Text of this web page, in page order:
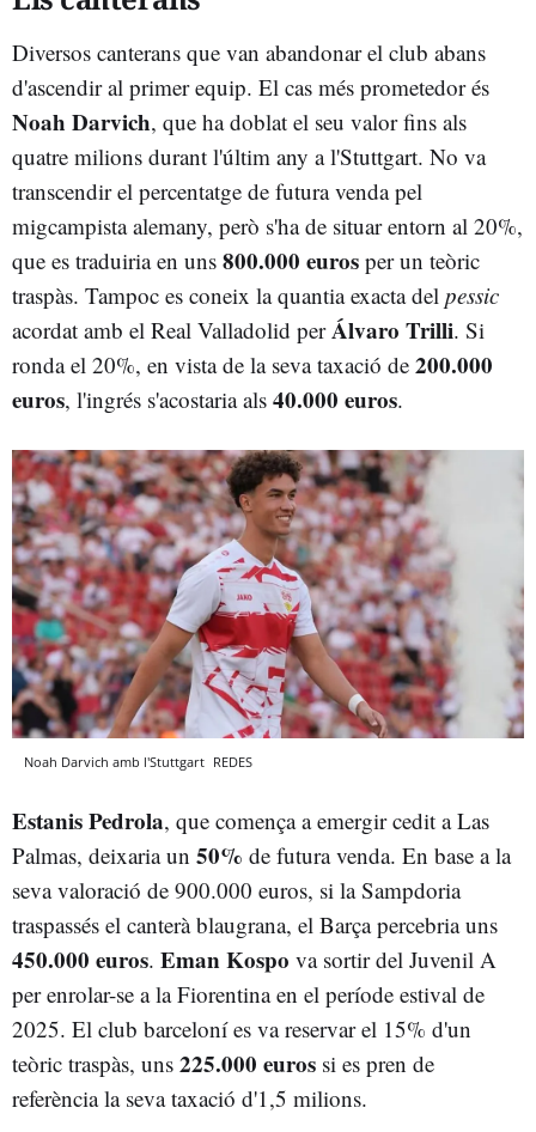
Diversos canterans que van abandonar el club abans
d'ascendir al primer equip. El cas més prometedor és
Noah Darvich, que ha doblat el seu valor fins als
quatre milions durant l'últim any a l'Stuttgart. No va
transcendir el percentatge de futura venda pel
migcampista alemany, però s'ha de situar entorn al 20%,
que es traduiria en uns 800.000 euros per un teòric
traspàs. Tampoc es coneix la quantia exacta del pessic
acordat amb el Real Valladolid perÁlvaro Trilli. Si
ronda el 20%, en vista de la seva taxació de 200.000
euros, l'ingrés s'acostaria als 40.000 euros.
Noah Darvich amb l'Stuttgart REDES
Estanis Pedrola, que comença a emergir cedit a Las
Palmas, deixaria un 50% de futura venda. En base a la
seva valoració de 900.000 euros, si la Sampdoria
traspassés el canterà blaugrana, el Barça percebria uns
450.000 euros. Eman Kospo va sortir del Juvenil A
per enrolar-se a la Fiorentina en el període estival de
2025. El club barceloní es va reservar el 15% d'un
teòric traspàs, uns 225.000 euros si es pren de
referència la seva taxació d'1,5 milions.